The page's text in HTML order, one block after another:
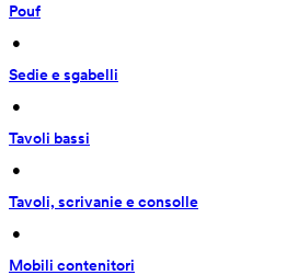
Pouf
•
Sedie e sgabelli
•
Tavoli bassi
•
Tavoli, scrivanie e consolle
•
Mobili contenitori